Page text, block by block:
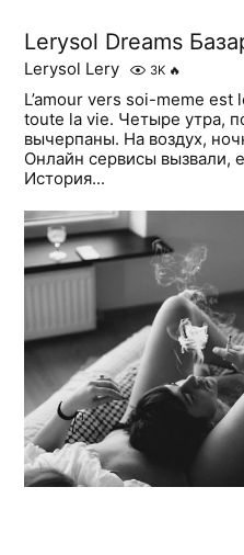
Lerysol Dreams
Lerysol Lery 3K 🔥
L’amour vers soi-meme
toute la vie. Четыре утра,
вычерпаны. На воздух,
Онлайн сервисы вызвали,
История...